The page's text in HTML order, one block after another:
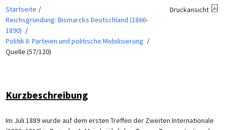
Startseite
Reichsgründung: Bismarcks Deutschland (1866-
1890)
Politik II: Parteien und politische Mobilisierung
Quelle (57/120)
Druckansicht
Kurzbeschreibung
Im Juli 1889 wurde auf dem ersten Treffen der Zweiten Internationale